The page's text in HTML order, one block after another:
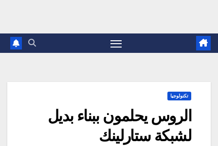
تكنولوجيا
الروس يحلمون ببناء بديل
لشبكة ستارلينك